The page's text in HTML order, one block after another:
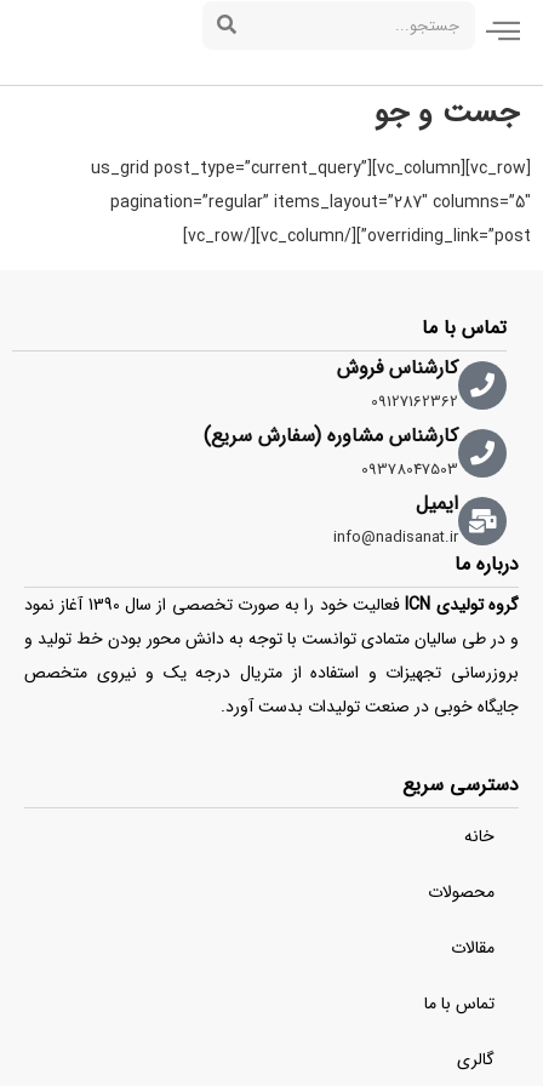
جست و جو
[vc_row][vc_column][us_grid post_type=”current_query”
pagination=”regular” items_layout=”287″ columns=”5″
overriding_link=”post”][/vc_column][/vc_row]
تماس با ما
کارشناس فروش
09127162362
کارشناس مشاوره (سفارش سریع)
09378047503
ایمیل
info@nadisanat.ir
درباره ما
گروه تولیدی ICN
فعالیت خود را به صورت تخصصی از سال 1390 آغاز نمود
و در طی سالیان متمادی توانست با توجه به دانش محور بودن خط تولید و
بروزرسانی تجهیزات و استفاده از متریال درجه یک و نیروی متخصص
جایگاه خوبی در صنعت تولیدات بدست آورد.
دسترسی سریع
خانه
محصولات
مقالات
تماس با ما
گالری